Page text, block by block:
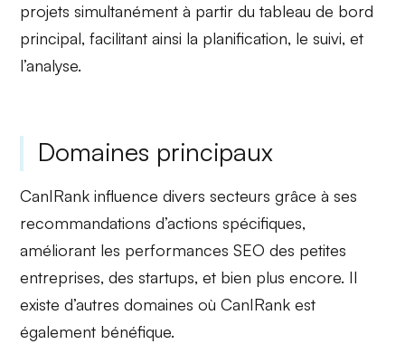
projets simultanément à partir du tableau de bord
principal, facilitant ainsi la planification, le suivi, et
l’analyse.
Domaines principaux
CanIRank influence divers secteurs grâce à ses
recommandations d’actions spécifiques,
améliorant les performances SEO des petites
entreprises, des startups, et bien plus encore. Il
existe d’autres domaines où CanIRank est
également bénéfique.